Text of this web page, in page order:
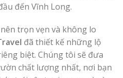
đến Vĩnh Long.
trọn vẹn và không lo
đã thiết kế những lộ
biệt. Chúng tôi sẽ đưa
chất lượng nhất, nơi bạn